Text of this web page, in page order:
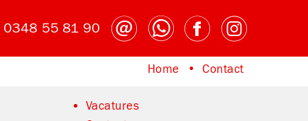
0348 55 81 90
Home Contact
Vacatures